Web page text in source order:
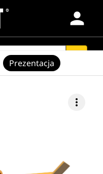
person
more_vert
Prezentacja